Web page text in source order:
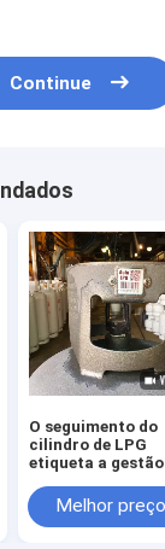
Continue
O seguimento do
cilindro de LPG
etiqueta a gestão
resistência
da prova
Melhor preço